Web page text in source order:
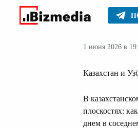
Главное
1 июня 2026 в
Казахстан и
В
плоскостях:
днем в